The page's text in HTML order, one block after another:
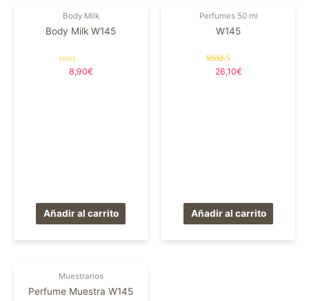
Body Milk
Body Milk W145
Valorado
8,90€
Añadir al carrito
Perfumes 50 ml
W145
Valorado en
5.00
26,10€
Añadir al carrito
Muestrarios
Perfume Muestra W145